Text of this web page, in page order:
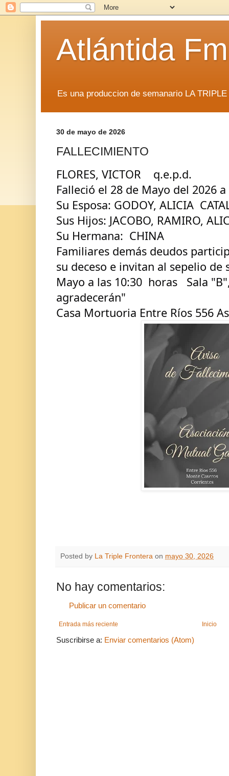
Atlántida
Es una produccion de semanario LA
30 de mayo de 2026
FALLECIMIENTO
FLORES, VICTOR    q.e.p.d.
Falleció el 28 de Mayo del 2026
Su Esposa: GODOY, ALICIA
Sus Hijos: JACOBO, RAMIRO,
Su Hermana:  CHINA
Familiares demás deudos
su deceso e invitan al sepelio de
Mayo a las 10:30  horas   Sala
agradecerán"
Casa Mortuoria Entre Ríos 556
Posted by La Triple Frontera on mayo 30, 2026
No hay comentarios:
Publicar un comentario
Entrada más reciente Inicio
Suscribirse a: Enviar comentarios (Atom)